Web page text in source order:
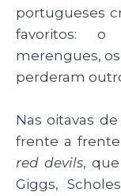
portugueses
favoritos: o
merengues,
perderam
Nas oitavas
frente a
red devils,
Giggs,